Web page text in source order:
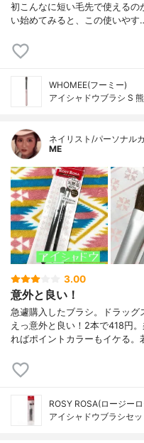
初こんなに短い毛先で使える
い始めてみると、この使いやす
WHOMEE(フーミー)
アイシャドウブラシ S
ネイリスト/パーソナル
ME
3.00
意外と良い！
急遽購入したブラシ。ドラッグ
えっ意外と良い！2本で418円
ればポイントカラーもイケる。
ROSY ROSA(ロージー
アイシャドウブラシセッ